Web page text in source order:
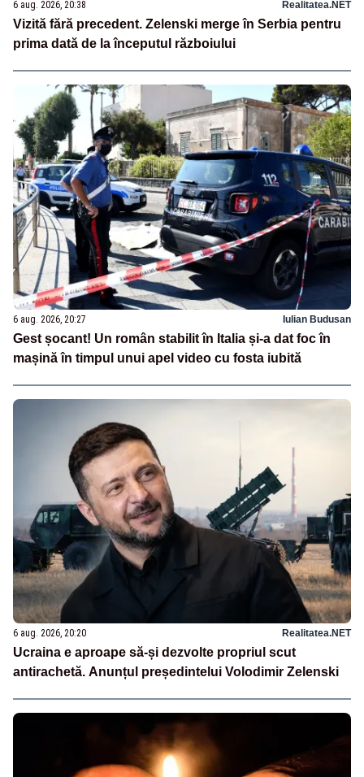
6 aug. 2026, 20:38 Realitatea.NET
Vizită fără precedent. Zelenski merge în Serbia pentru
prima dată de la începutul războiului
6 aug. 2026, 20:27 Iulian Budusan
Gest șocant! Un român stabilit în Italia și-a dat foc în
mașină în timpul unui apel video cu fosta iubită
6 aug. 2026, 20:20 Realitatea.NET
Ucraina e aproape să-și dezvolte propriul scut
antirachetă. Anunțul președintelui Volodimir Zelenski